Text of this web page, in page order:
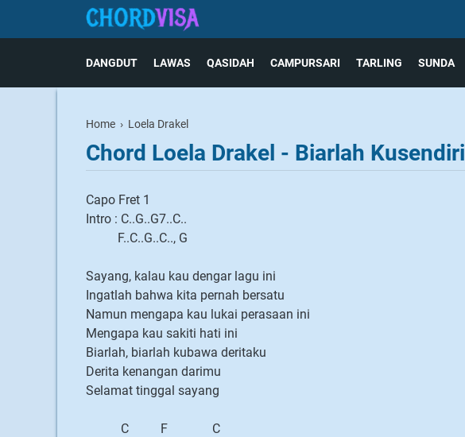
DANGDUT LAWAS QASIDAH CAMPURSARI TARLING SUNDA
Home › Loela Drakel
Chord Loela Drakel - Biarlah Kusendiri
Capo Fret 1
Intro : C..G..G7..C..
F..C..G..C.., G
Sayang, kalau kau dengar lagu ini
Ingatlah bahwa kita pernah bersatu
Namun mengapa kau lukai perasaan ini
Mengapa kau sakiti hati ini
Biarlah, biarlah kubawa deritaku
Derita kenangan darimu
Selamat tinggal sayang
C F C